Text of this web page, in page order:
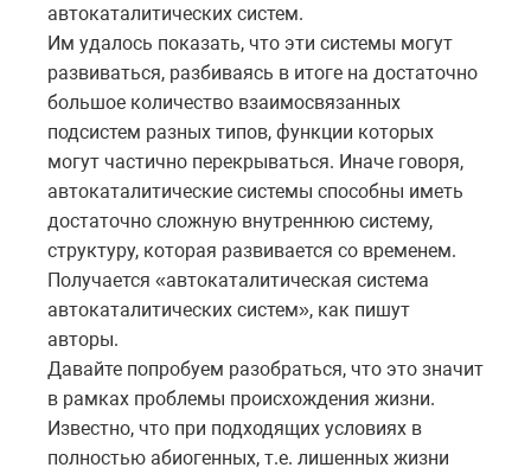
автокаталитических систем.
Им удалось показать, что эти системы могут
развиваться, разбиваясь в итоге на достаточно
большое количество взаимосвязанных
подсистем разных типов, функции которых
могут частично перекрываться. Иначе говоря,
автокаталитические системы способны иметь
достаточно сложную внутреннюю систему,
структуру, которая развивается со временем.
Получается «автокаталитическая система
автокаталитических систем», как пишут
авторы.
Давайте попробуем разобраться, что это значит
в рамках проблемы происхождения жизни.
Известно, что при подходящих условиях в
полностью абиогенных, т.е. лишенных жизни